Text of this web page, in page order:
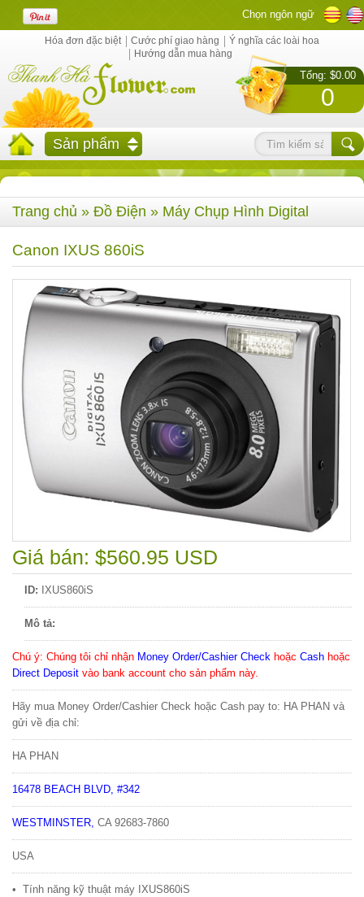
Chọn ngôn ngữ
Tổng: $0.00
0
Hóa đơn đặc biệt Cước phí giao hàng
Ý nghĩa các loài hoa
Hướng dẫn mua hàng
Sản phẩm
Trang chủ » Đồ Điện » Máy Chụp Hình Digital
Canon IXUS 860iS
Giá bán: $560.95 USD
ID: IXUS860iS
Mô tả:
Chú ý: Chúng tôi chỉ nhận Money Order/Cashier Check hoặc Cash hoặc
Direct Deposit vào bank account cho sản phẩm này.
Hãy mua Money Order/Cashier Check hoặc Cash pay to: HA PHAN và
gửi về địa chỉ:
HA PHAN
16478 BEACH BLVD, #342
WESTMINSTER, CA 92683-7860
USA
• Tính năng kỹ thuật máy IXUS860iS